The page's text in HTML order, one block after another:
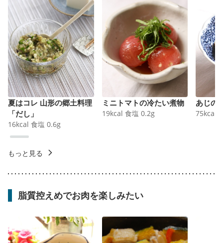
夏はコレ 山形の郷土料理
「だし」
16kcal 食塩 0.6g
ミニトマトの冷たい煮物
19kcal 食塩 0.2g
あじの
75kcal
もっと見る
脂質控えめでお肉を楽しみたい